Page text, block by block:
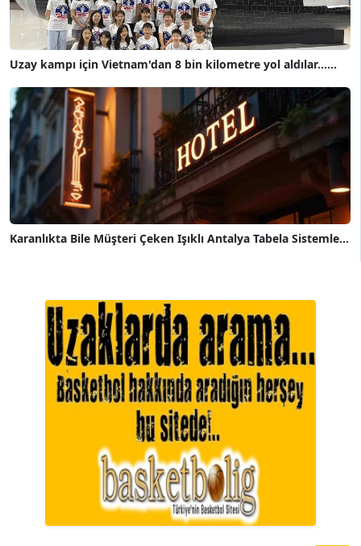
Uzay kampı için Vietnam'dan 8 bin kilometre yol aldılar......
Karanlıkta Bile Müşteri Çeken Işıklı Antalya Tabela Sistemle...
A. BAHRİ VRESKALA
Köşe Yazarı
ESAT ERÇETİNGÖZ